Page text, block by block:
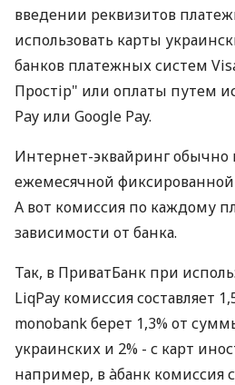
введении реквизитов
использовать карты
банков платежных систем
Простір" или оплаты путем
Pay или Google Pay.
Интернет-эквайринг обычно
ежемесячной
А вот комиссия по каждому
зависимости от банка.
Так, в ПриватБанк при
LiqPay комиссия составляет
monobank берет 1,3% от
украинских и 2% - с карт
например, в àбанк комиссия